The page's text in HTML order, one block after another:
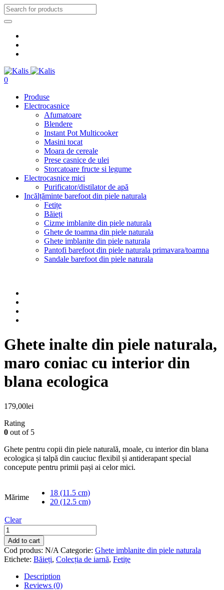
0
Produse
Electrocasnice
Afumatoare
Blendere
Instant Pot Multicooker
Masini tocat
Moara de cereale
Prese casnice de ulei
Storcatoare fructe si legume
Electrocasnice mici
Purificator/distilator de apă
Incălțăminte barefoot din piele naturala
Fetițe
Băieți
Cizme imblanite din piele naturala
Ghete de toamna din piele naturala
Ghete imblanite din piele naturala
Pantofi barefoot din piele naturala primavara/toamna
Sandale barefoot din piele naturala
Ghete inalte din piele naturala,
maro coniac cu interior din
blana ecologica
179,00lei
Rating
0 out of 5
Ghete pentru copii din piele naturală, moale, cu interior din blana
ecologica și talpă din cauciuc flexibil și antiderapant special
concepute pentru primii pași ai celor mici.
Mărime
18 (11.5 cm)
20 (12.5 cm)
Clear
Ghete
inalte
din
piele
naturala,
maro
coniac
Add to cart
Cod produs: N/A Categorie: Ghete imblanite din piele naturala
Etichete: Băieți, Colecția de iarnă, Fetițe
Description
Reviews (0)